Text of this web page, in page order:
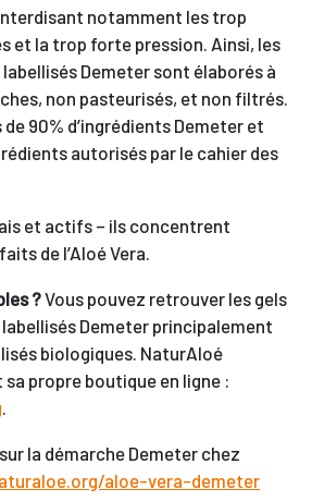
notamment les trop
et la trop forte pression. Ainsi, les
Demeter sont élaborés à
non pasteurisés, et non filtrés.
90% d’ingrédients Demeter et
autorisés par le cahier des
et actifs – ils concentrent
de l’Aloé Vera.
?Vous pouvez retrouver les gels
Demeter principalement
biologiques. NaturAloé
propre boutique en ligne :
.
la démarche Demeter chez
aloe-vera-demeter